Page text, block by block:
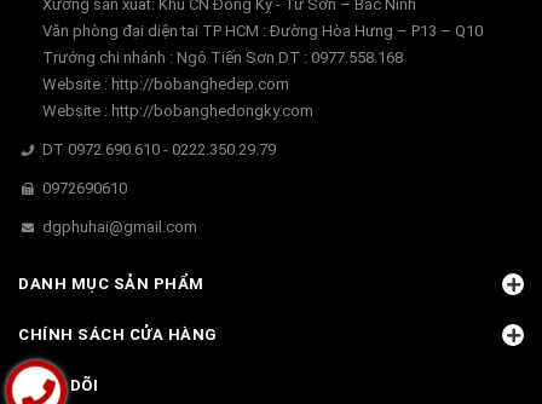
Xưởng sản xuất: Khu CN Đồng Kỵ - Từ Sơn – Bắc Ninh
Văn phòng đại diện tai TP HCM : Đường Hòa Hưng – P13 – Q10
Trướng chi nhánh : Ngô Tiến Sơn DT : 0977.558.168
Website : http://bobanghedep.com
Website : http://bobanghedongky.com
DT 0972.690.610 - 0222.350.29.79
0972690610
dgphuhai@gmail.com
DANH MỤC SẢN PHẨM
CHÍNH SÁCH CỬA HÀNG
THEO DÕI